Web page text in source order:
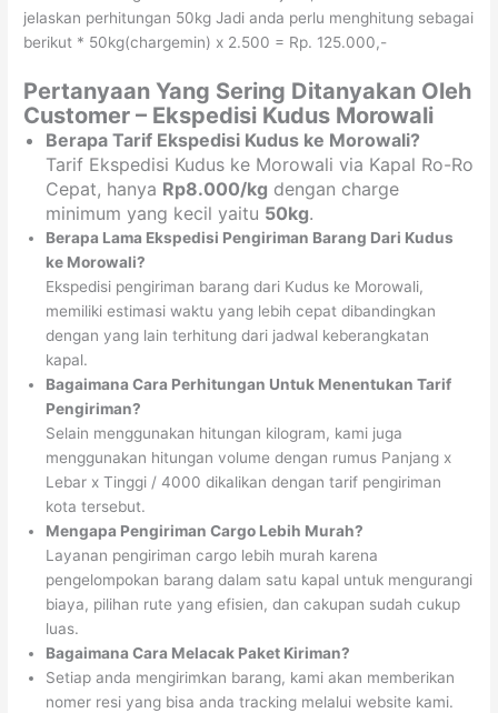
jelaskan perhitungan 50kg Jadi anda perlu menghitung sebagai
berikut * 50kg(chargemin) x 2.500 = Rp. 125.000,-
Pertanyaan Yang Sering Ditanyakan Oleh
Customer – Ekspedisi Kudus Morowali
Berapa Tarif Ekspedisi Kudus ke Morowali?
Tarif Ekspedisi Kudus ke Morowali via Kapal Ro-Ro
Cepat, hanya Rp8.000/kg dengan charge
minimum yang kecil yaitu 50kg.
Berapa Lama Ekspedisi Pengiriman Barang Dari Kudus
ke Morowali?
Ekspedisi pengiriman barang dari Kudus ke Morowali,
memiliki estimasi waktu yang lebih cepat dibandingkan
dengan yang lain terhitung dari jadwal keberangkatan
kapal.
Bagaimana Cara Perhitungan Untuk Menentukan Tarif
Pengiriman?
Selain menggunakan hitungan kilogram, kami juga
menggunakan hitungan volume dengan rumus Panjang x
Lebar x Tinggi / 4000 dikalikan dengan tarif pengiriman
kota tersebut.
Mengapa Pengiriman Cargo Lebih Murah?
Layanan pengiriman cargo lebih murah karena
pengelompokan barang dalam satu kapal untuk mengurangi
biaya, pilihan rute yang efisien, dan cakupan sudah cukup
luas.
Bagaimana Cara Melacak Paket Kiriman?
Setiap anda mengirimkan barang, kami akan memberikan
nomer resi yang bisa anda tracking melalui website kami.